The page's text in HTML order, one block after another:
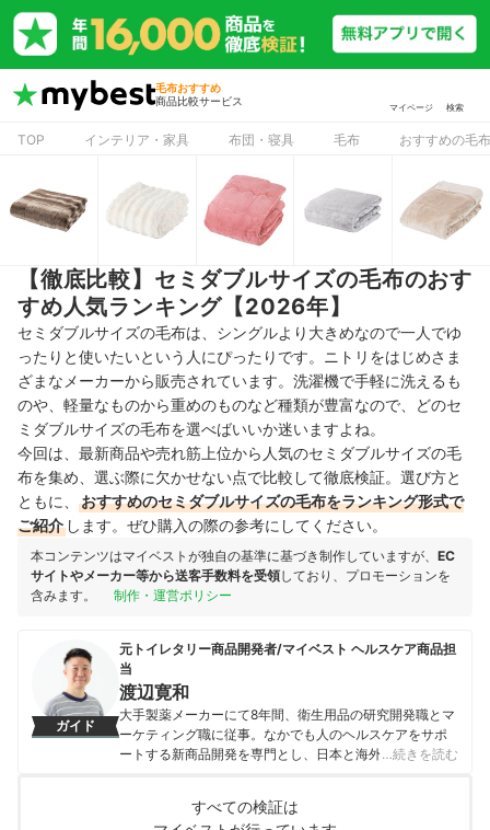
毛布おすすめ
商品比較サービス
マイページ 検索
TOP インテリア・家具 布団・寝具 毛布 おすすめの毛布
【徹底比較】セミダブルサイズの毛布のおす
すめ人気ランキング【2026年】
セミダブルサイズの毛布は、シングルより大きめなので一人でゆ
ったりと使いたいという人にぴったりです。ニトリをはじめさま
ざまなメーカーから販売されています。洗濯機で手軽に洗えるも
のや、軽量なものから重めのものなど種類が豊富なので、どのセ
ミダブルサイズの毛布を選べばいいか迷いますよね。
今回は、最新商品や売れ筋上位から人気のセミダブルサイズの毛
布を集め、選ぶ際に欠かせない点で比較して徹底検証。選び方と
ともに、
おすすめのセミダブルサイズの毛布をランキング形式で
ご紹介 します。ぜひ購入の際の参考にしてください。
本コンテンツはマイベストが独自の基準に基づき制作していますが、 EC
サイトやメーカー等から送客手数料を受領しており、プロモーションを
含みます。
制作・運営ポリシー
ガイド
元トイレタリー商品開発者/マイベスト ヘルスケア商品担
当
渡辺寛和
大手製薬メーカーにて8年間、衛生用品の研究開発職とマ
ーケティング職に従事。なかでも人のヘルスケアをサポ
ートする新商品開発を専門とし、日本と海外を合わせて
品全般の比較検証を担当。「ユーザーが知りたいことを
…続きを読む
すべての検証は